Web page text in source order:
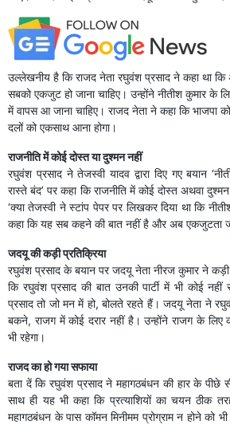
उल्लेखनीय है कि राजद नेता रघुवंश प्रसाद ने कहा था कि
सबको एकजुट हो जाना चाहिए। उन्होंने नीतीश कुमार के
में वापस आ जाना चाहिए। राजद नेता ने कहा कि भाजपा
दलों को एकसाथ आना होगा।
राजनीति में कोई दोस्त या दुश्मन नहीं
रघुवंश प्रसाद ने तेजस्वी यादव द्वारा दिए गए बयान
रास्ते बंद’ पर कहा कि राजनीति में कोई दोस्त अथवा
‘क्या तेजस्वी ने स्टांप पेपर पर लिखकर दिया था कि
कहा कि यह सब कहने की बात नहीं है और अब एकजुटता
जदयू की कड़ी प्रतिक्रिया
रघुवंश प्रसाद के बयान पर जदयू नेता नीरज कुमार ने कड़ी
कि रघुवंश प्रसाद की बात उनकी पार्टी में भी कोई
प्रसाद तो जो मन में हो, बोलते रहते हैं। जदयू नेता ने
बकने, राजग में कोई दरार नहीं है। उन्होंने राजग के
भी रहेगा।
राजद का हो गया सफाया
बता दें कि रघुवंश प्रसाद ने महागठबंधन की हार के पीछे
साथ ही यह भी कहा कि प्रत्याशियों का चयन ठीक
महागठबंधन के पास कॉमन मिनीमम प्रोग्राम न होने को